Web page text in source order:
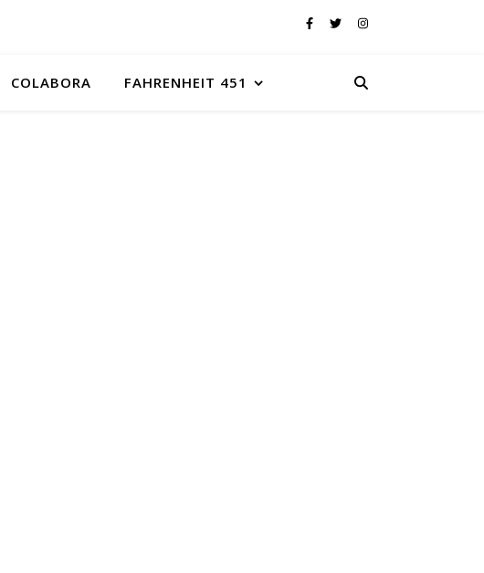
COLABORA FAHRENHEIT 451